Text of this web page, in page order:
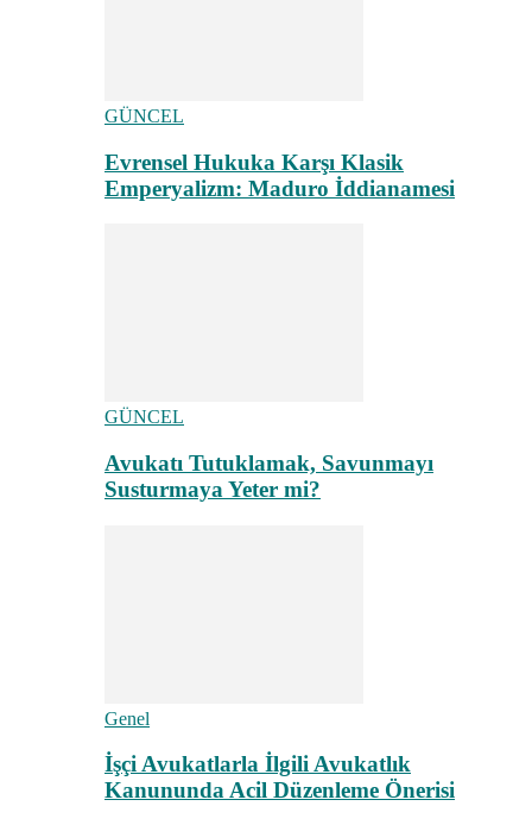
GÜNCEL
Evrensel Hukuka Karşı Klasik
Emperyalizm: Maduro İddianamesi
GÜNCEL
Avukatı Tutuklamak, Savunmayı
Susturmaya Yeter mi?
Genel
İşçi Avukatlarla İlgili Avukatlık
Kanununda Acil Düzenleme Önerisi